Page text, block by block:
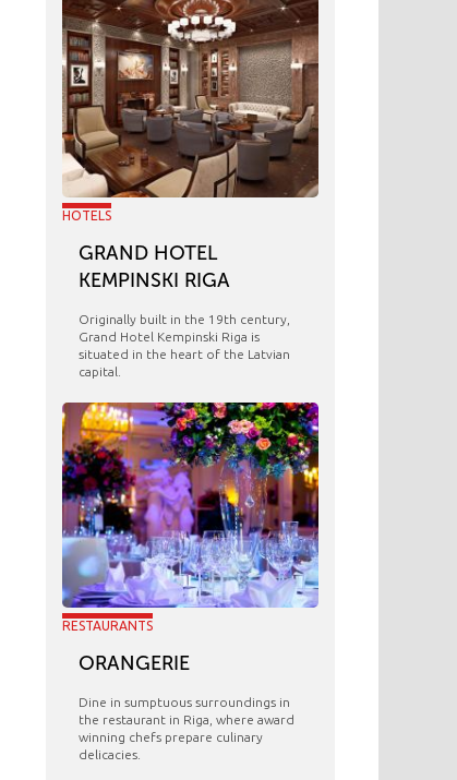
HOTELS
GRAND HOTEL
KEMPINSKI RIGA
Originally built in the 19th century,
Grand Hotel Kempinski Riga is
situated in the heart of the Latvian
capital.
RESTAURANTS
ORANGERIE
​Dine in sumptuous surroundings in
the restaurant in Riga, where award
winning chefs prepare culinary
delicacies.